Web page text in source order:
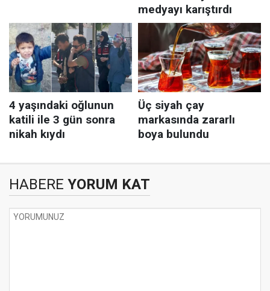
HABERE YORUM KAT